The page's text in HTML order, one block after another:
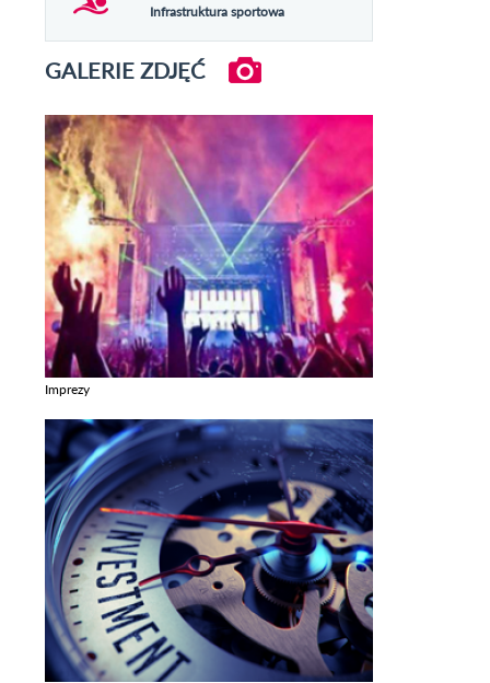
Infrastruktura sportowa
GALERIE ZDJĘĆ
Imprezy